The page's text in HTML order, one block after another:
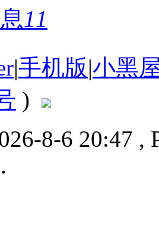
11
|手机版|小黑
)
8-6 20:47 ,